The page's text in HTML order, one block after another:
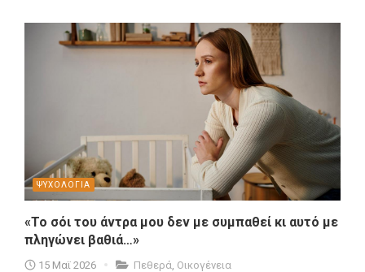
ΨΥΧΟΛΟΓΙΑ
«Το σόι του άντρα μου δεν με συμπαθεί κι αυτό με
πληγώνει βαθιά…»
15 Μαϊ 2026 Πεθερά Οικογένεια